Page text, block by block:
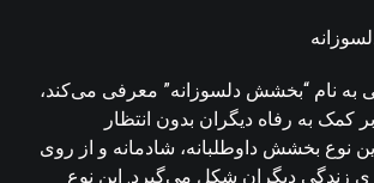
به نام “بخشش دلسوزانه” معرفی می‌کند،
کمک به رفاه دیگران بدون انتظار
نوع بخشش داوطلبانه، شادمانه و از روی
زندگی دیگران شکل می‌گیرد. این نوع